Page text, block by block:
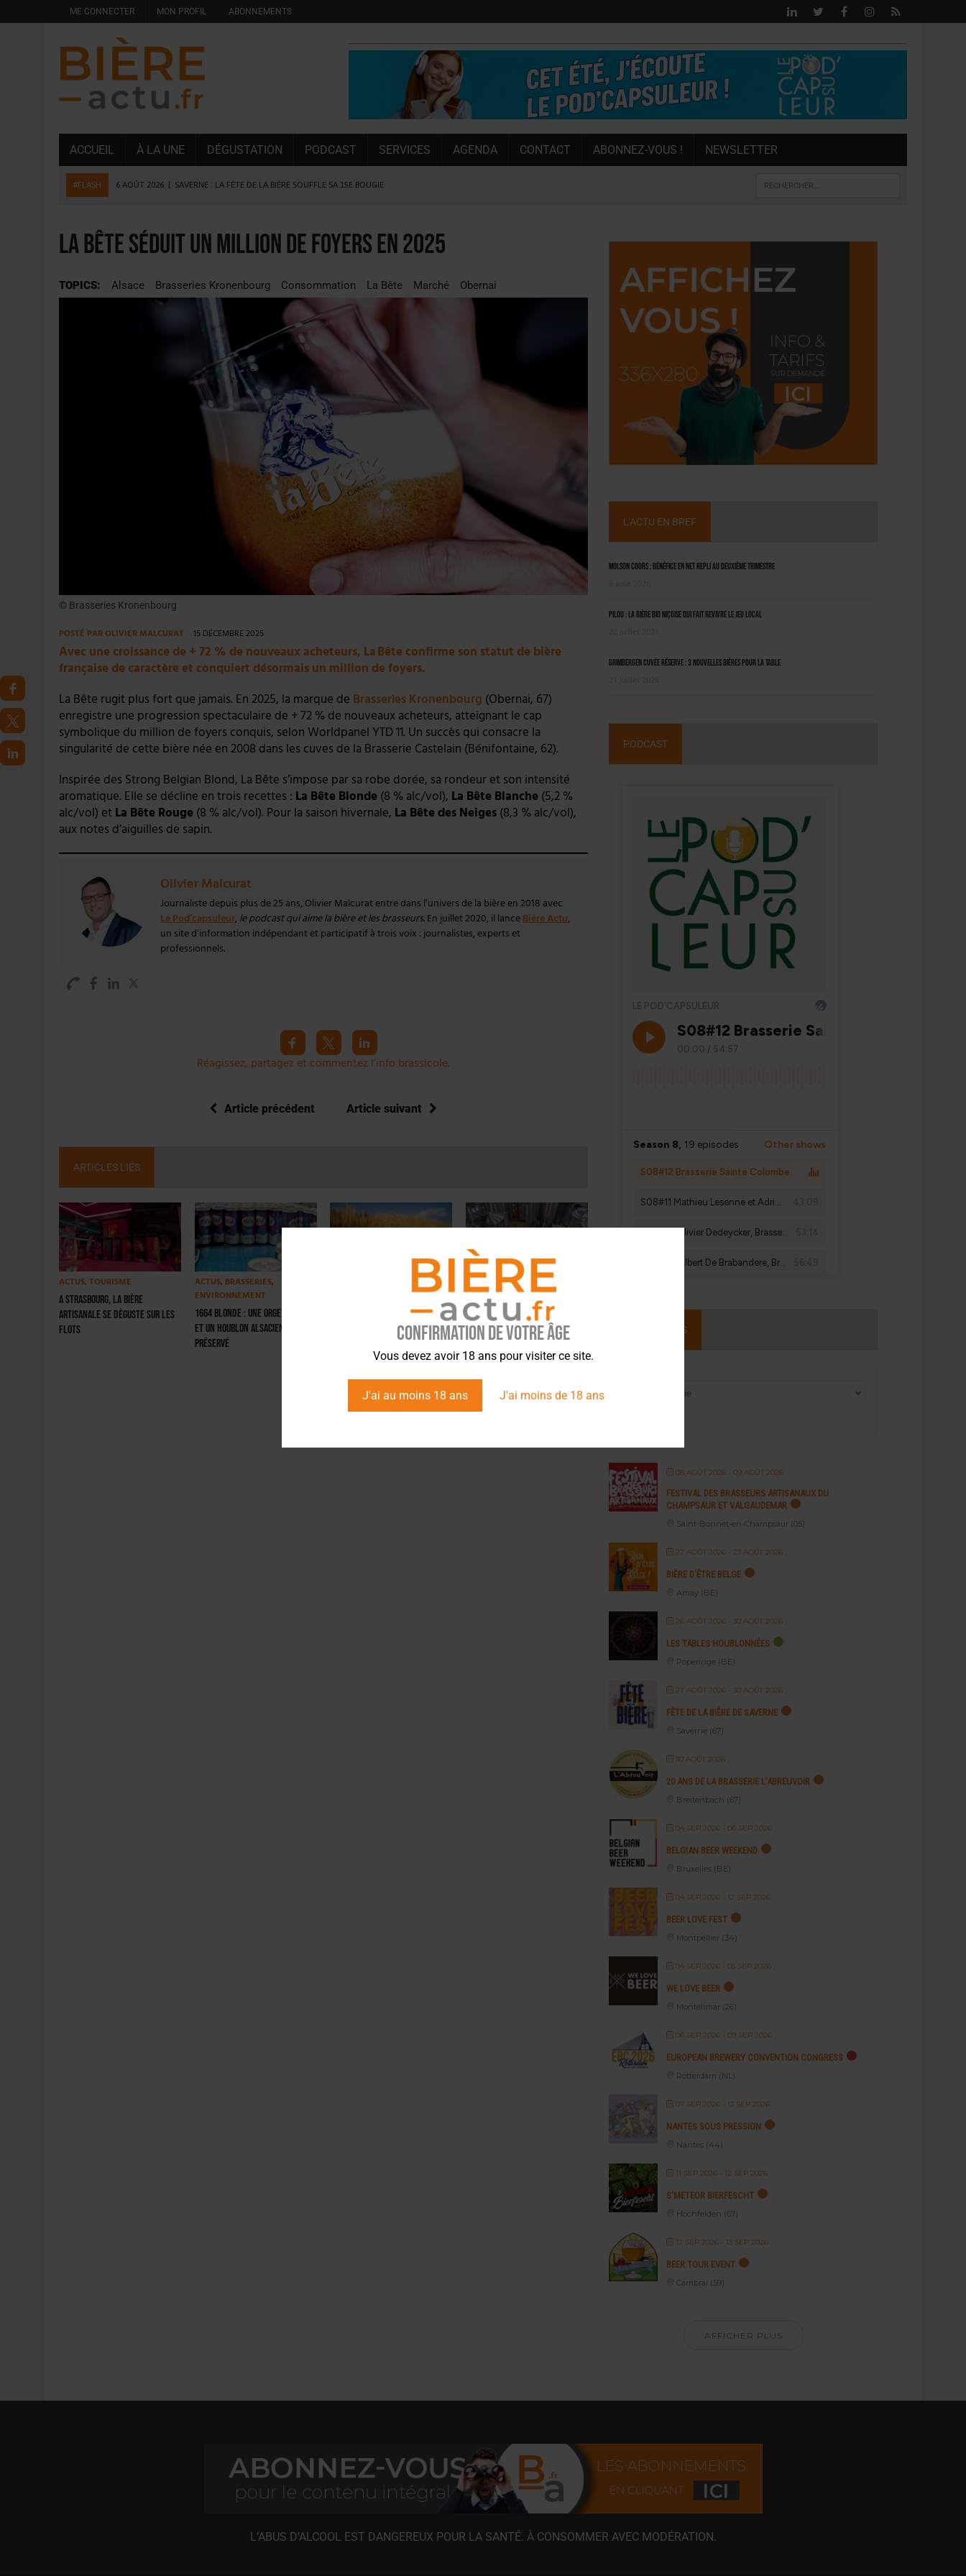
Confirmation de votre âge
Vous devez avoir 18 ans pour visiter ce site.
J'ai au moins 18 ans J'ai moins de 18 ans
ME CONNECTER MON PROFIL ABONNEMENTS
ACCUEIL À LA UNE DÉGUSTATION PODCAST SERVICES AGENDA CONTACT ABONNEZ-VOUS ! NEWSLETTER
#FLASH 6 AOÛT 2026 SAVERNE : LA FÊTE DE LA BIÈRE SOUFFLE SA 15E BOUGIE
5 AOÛT 2026 ISÈRE : LA BRASSERIE DU DAUPHINÉ AUGMENTE SA CAPACITÉ DE 50 %
4 AOÛT 2026 DESPERADOS AVENIDA : 3 INNOVATIONS LATINES DE L’ÉTÉ
4 AOÛT 2026 LA GÉNÉRATION Z ET LA MODÉRATION RÉINVENTENT LE MARCHÉ [ÉTUDE]
CONSOMMATION : LA VISION DU GROUPE ANTHONY MARTIN
PODCAST – BRASSERIE SAINTE COLOMBE, 30 ANS, PIONNIÈRE EN ILLE-ET-VILAINE
LA GRANDE RÉSERVE 2026 CÉLÈBRE LES 70 ANS DE LA CHIMAY BLEUE
La Bête séduit un million de foyers en 2025
TOPICS: Alsace Brasseries Kronenbourg Consommation La Bête Marché Obernai
© Brasseries Kronenbourg
POSTÉ PAROLIVIER MALCURAT 15 DÉCEMBRE 2025
Avec une croissance de + 72 % de nouveaux acheteurs, La Bête confirme son statut de bière
française de caractère et conquiert désormais un million de foyers.
La Bête rugit plus fort que jamais. En 2025, la marque de Brasseries Kronenbourg (Obernai, 67)
enregistre une progression spectaculaire de + 72 % de nouveaux acheteurs, atteignant le cap
symbolique du million de foyers conquis, selon Worldpanel YTD 11. Un succès qui consacre la
singularité de cette bière née en 2008 dans les cuves de la Brasserie Castelain (Bénifontaine, 62).
Inspirée des Strong Belgian Blond, La Bête s’impose par sa robe dorée, sa rondeur et son intensité
aromatique. Elle se décline en trois recettes : La Bête Blonde (8 % alc/vol), La Bête Blanche (5,2 %
alc/vol) et La Bête Rouge (8 % alc/vol). Pour la saison hivernale, La Bête des Neiges (8,3 % alc/vol),
aux notes d’aiguilles de sapin.
Olivier Malcurat
Journaliste depuis plus de 25 ans, Olivier Malcurat entre dans l’univers de la bière en 2018 avec
Le Pod’capsuleur, le podcast qui aime la bière et les brasseurs. En juillet 2020, il lanceBière Actu,
un site d’information indépendant et participatif à trois voix : journalistes, experts et
professionnels.
Réagissez, partagez et commentez l’info brassicole.
Article précédent Article suivant
ARTICLES LIÉS
ACTUS, TOURISME
A Strasbourg, la bière
artisanale se déguste sur les
flots
ACTUS, BRASSERIES,
ENVIRONNEMENT
1664 Blonde : une orge durable
et un houblon alsacien
préservé
FILIÈRE AMONT
Le Groupe Soufflet absorbe la
Société des Malteries d’Alsace
ACTUS BRASSERIES
1 brasserie sur 10 menacée de
fermeture en 2023 [ÉTUDE]
L'ACTU EN BREF
Molson Coors : bénéfice en net repli au deuxième trimestre
Pilou : la bière bio niçoise qui fait revivre le jeu local
Grimbergen Cuvée Réserve : 3 nouvelles bières pour la table
PODCAST
ÉVÉNEMENTS
08 AOÛT 2026 - 09 AOÛT 2026
FESTIVAL DES BRASSEURS ARTISANAUX DU
CHAMPSAUR ET VALGAUDEMAR
Saint-Bonnet-en-Champsaur (05)
22 AOÛT 2026 - 23 AOÛT 2026
BIÈRE D’ÊTRE BELGE
Amay (BE)
26 AOÛT 2026 - 30 AOÛT 2026
LES TABLES HOUBLONNÉES
Poperinge (BE)
27 AOÛT 2026 - 30 AOÛT 2026
FÊTE DE LA BIÈRE DE SAVERNE
Saverne (67)
30 AOÛT 2026
20 ANS DE LA BRASSERIE L’ABREUVOIR
Breitenbach (67)
04 SEP 2026 - 06 SEP 2026
BELGIAN BEER WEEKEND
Bruxelles (BE)
04 SEP 2026 - 12 SEP 2026
BEER LOVE FEST
Montpellier (34)
04 SEP 2026 - 05 SEP 2026
WE LOVE BEER
Montélimar (26)
06 SEP 2026 - 09 SEP 2026
EUROPEAN BREWERY CONVENTION CONGRESS
Rotterdam (NL)
07 SEP 2026 - 13 SEP 2026
NANTES SOUS PRESSION
Nantes (44)
11 SEP 2026 - 12 SEP 2026
S’METEOR BIERFESCHT
Hochfelden (67)
12 SEP 2026 - 13 SEP 2026
BEER TOUR EVENT
Cambrai (59)
AFFICHER PLUS
L’ABUS D’ALCOOL EST DANGEREUX POUR LA SANTÉ. À CONSOMMER AVEC MODÉRATION.